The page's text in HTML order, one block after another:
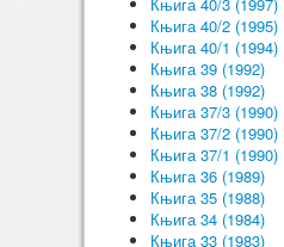
Књига 40/2 (1995)
Књига 40/1 (1994)
Књига 39 (1992)
Књига 38 (1992)
Књига 37/3 (1990)
Књига 37/2 (1990)
Књига 37/1 (1990)
Књига 36 (1989)
Књига 35 (1988)
Књига 34 (1984)
Књига 33 (1983)